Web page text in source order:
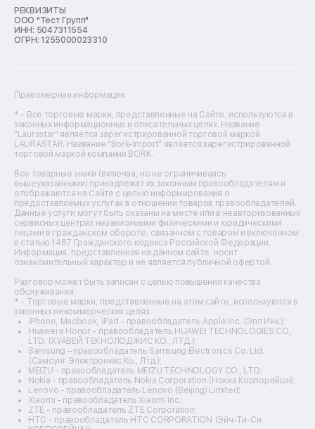
Ремонт морозильных камер
Ремонт отпаривателей
Ремонт плоттеров
Ремонт фенов
Ремонт цифровых биноклей
Ремонт тепловизоров
Ремонт массажных кресел
Ремонт водонагревателей
Ремонт вытяжек
Ремонт источников бесперебойного питания
Ремонт пароварок
Ремонт микшерных пультов
Ремонт dj-пультов
Ремонт кухонных плит
Ремонт стедикамов
Ремонт оптических прицелов
Ремонт электровелосипедов
Ремонт видеокамер
Ремонт эхолотов
Ремонт 3d-принтеров
Ремонт прицелов ночного видения
Ремонт винных шкафов
Ремонт выпрямителей
Ремонт сушилок для рук
Ремонт дальномеров
Ремонт снегоуборщиков
РЕКВИЗИТЫ
ООО "Тест Групп"
ИНН: 5047311554
ОГРН: 1255000023310
Правомерная информация
* - Все торговые марки, представленные на Сайте, используются в
законных информационных и описательных целях. Название
"Laurastar" является зарегистрированной торговой маркой
LAURASTAR. Название "Bork-Import" является зарегистрированной
торговой маркой компании BORK.
Все товарные знаки (включая, но не ограничиваясь
вышеуказанными) принадлежат их законным правообладателям и
отображаются на Сайте с целью информирования о
предоставляемых услугах в отношении товаров правообладателей.
Данные услуги могут быть оказаны на месте или в неавторизованных
сервисных центрах независимыми физическими и юридическими
лицами в гражданском обороте, связанном с товаром и включенном
в статью 1487 Гражданского кодекса Российской Федерации.
Информация, представленная на данном сайте, носит
ознакомительный характер и не является публичной офертой.
Разговор может быть записан с целью повышения качества
обслуживания.
* - Торговые марки, представленные на этом сайте, используются в
законных некоммерческих целях.
iPhone, Macbook, iPad - правообладатель Apple Inc. (Эпл Инк.);
Huawei и Honor - правообладатель HUAWEI TECHNOLOGIES CO.,
LTD. (ХУАВЕЙ ТЕКНОЛОДЖИС КО., ЛТД.);
Samsung – правообладатель Samsung Electronics Co. Ltd.
(Самсунг Электроникс Ко., Лтд.);
MEIZU - правообладатель MEIZU TECHNOLOGY CO., LTD.;
Nokia - правообладатель Nokia Corporation (Нокиа Корпорейшн);
Lenovo - правообладатель Lenovo (Beijing) Limited;
Xiaomi - правообладатель Xiaomi Inc.;
ZTE - правообладатель ZTE Corporation;
HTC - правообладатель HTC CORPORATION (Эйч-Ти-Си